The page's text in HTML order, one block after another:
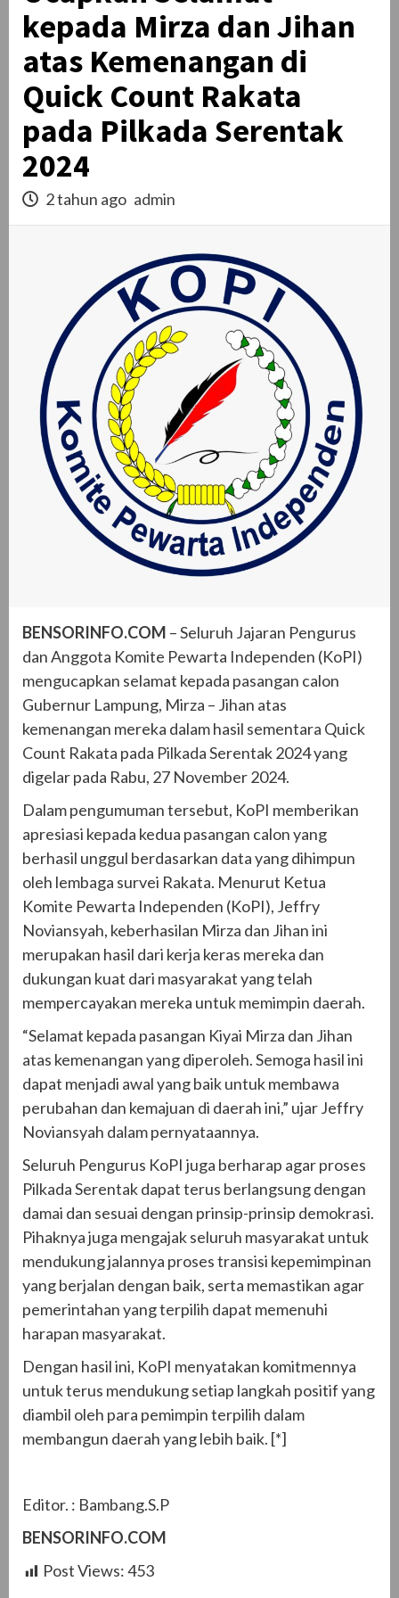
kepada Mirza dan Jihan
atas Kemenangan di
Quick Count Rakata
pada Pilkada Serentak
2024
2 tahun ago admin
BENSORINFO.COM – Seluruh Jajaran Pengurus
dan Anggota Komite Pewarta Independen (KoPI)
mengucapkan selamat kepada pasangan calon
Gubernur Lampung, Mirza – Jihan atas
kemenangan mereka dalam hasil sementara Quick
Count Rakata pada Pilkada Serentak 2024 yang
digelar pada Rabu, 27 November 2024.
Dalam pengumuman tersebut, KoPI memberikan
apresiasi kepada kedua pasangan calon yang
berhasil unggul berdasarkan data yang dihimpun
oleh lembaga survei Rakata. Menurut Ketua
Komite Pewarta Independen (KoPI), Jeffry
Noviansyah, keberhasilan Mirza dan Jihan ini
merupakan hasil dari kerja keras mereka dan
dukungan kuat dari masyarakat yang telah
mempercayakan mereka untuk memimpin daerah.
“Selamat kepada pasangan Kiyai Mirza dan Jihan
atas kemenangan yang diperoleh. Semoga hasil ini
dapat menjadi awal yang baik untuk membawa
perubahan dan kemajuan di daerah ini,” ujar Jeffry
Noviansyah dalam pernyataannya.
Seluruh Pengurus KoPI juga berharap agar proses
Pilkada Serentak dapat terus berlangsung dengan
damai dan sesuai dengan prinsip-prinsip demokrasi.
Pihaknya juga mengajak seluruh masyarakat untuk
mendukung jalannya proses transisi kepemimpinan
yang berjalan dengan baik, serta memastikan agar
pemerintahan yang terpilih dapat memenuhi
harapan masyarakat.
Dengan hasil ini, KoPI menyatakan komitmennya
untuk terus mendukung setiap langkah positif yang
diambil oleh para pemimpin terpilih dalam
membangun daerah yang lebih baik. [*]
Editor. : Bambang.S.P
BENSORINFO.COM
Post Views:453